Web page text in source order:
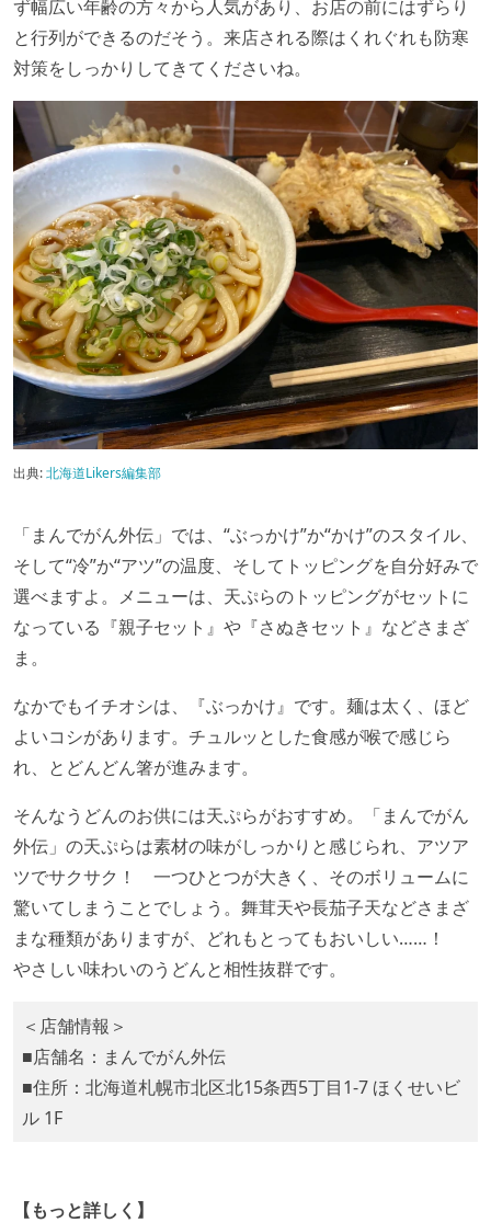
ず幅広い年齢の方々から人気があり、お店の前にはずらり
と行列ができるのだそう。来店される際はくれぐれも防寒
対策をしっかりしてきてくださいね。
出典:北海道Likers編集部
「まんでがん外伝」では、“ぶっかけ”か“かけ”のスタイル、
そして“冷”か“アツ”の温度、そしてトッピングを自分好みで
選べますよ。メニューは、天ぷらのトッピングがセットに
なっている『親子セット』や『さぬきセット』などさまざ
ま。
なかでもイチオシは、『ぶっかけ』です。麺は太く、ほど
よいコシがあります。チュルッとした食感が喉で感じら
れ、とどんどん箸が進みます。
そんなうどんのお供には天ぷらがおすすめ。「まんでがん
外伝」の天ぷらは素材の味がしっかりと感じられ、アツア
ツでサクサク！ 一つひとつが大きく、そのボリュームに
驚いてしまうことでしょう。舞茸天や長茄子天などさまざ
まな種類がありますが、どれもとってもおいしい……！
やさしい味わいのうどんと相性抜群です。
＜店舗情報＞
■店舗名：まんでがん外伝
■住所：北海道札幌市北区北15条西5丁目1-7 ほくせいビ
ル 1F
【もっと詳しく】